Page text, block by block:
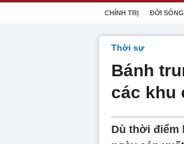
CHÍNH TRỊ ĐỜI SỐNG
Thời sự
Bánh
các khu
Dù thời điểm